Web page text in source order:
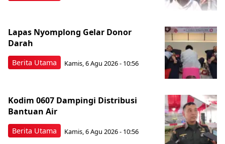
Berita Utama
Lapas Nyomplong Gelar Donor
Darah
Kamis, 6 Agu 2026 - 10:56
Berita Utama
Kodim 0607 Dampingi Distribusi
Bantuan Air
Kamis, 6 Agu 2026 - 10:56